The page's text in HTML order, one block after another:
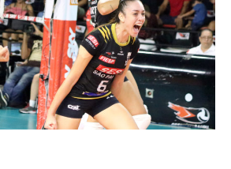
Superliga:
duplo
ineditismo!